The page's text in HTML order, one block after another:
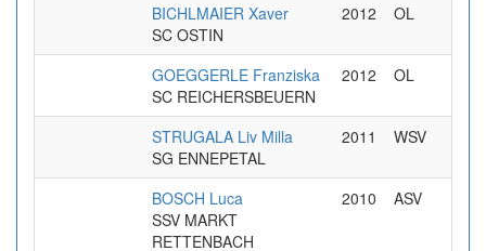
BICHLMAIER Xaver
SC OSTIN
2012 OL
GOEGGERLE Franziska
SC REICHERSBEUERN
2012 OL
STRUGALA Liv Milla
SG ENNEPETAL
2011 WSV
BOSCH Luca
SSV MARKT
RETTENBACH
2010 ASV